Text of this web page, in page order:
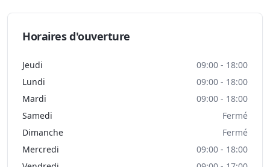
Horaires d'ouverture
Jeudi
09:00 - 18:00
Lundi
09:00 - 18:00
Mardi
09:00 - 18:00
Samedi
Fermé
Dimanche
Fermé
Mercredi
09:00 - 18:00